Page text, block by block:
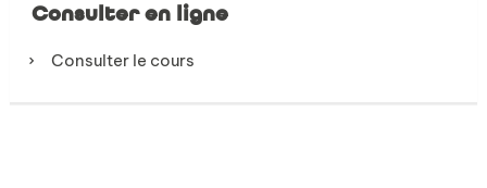
Consulter en ligne
Consulter le cours